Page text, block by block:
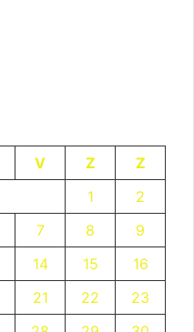
V Z
Z
1
2
7 8
9
14 15
16
21 22
23